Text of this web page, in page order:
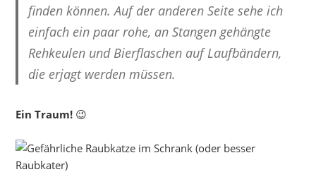
finden können. Auf der anderen Seite sehe ich
einfach ein paar rohe, an Stangen gehängte
Rehkeulen und Bierflaschen auf Laufbändern,
die erjagt werden müssen.
Ein Traum! 😉